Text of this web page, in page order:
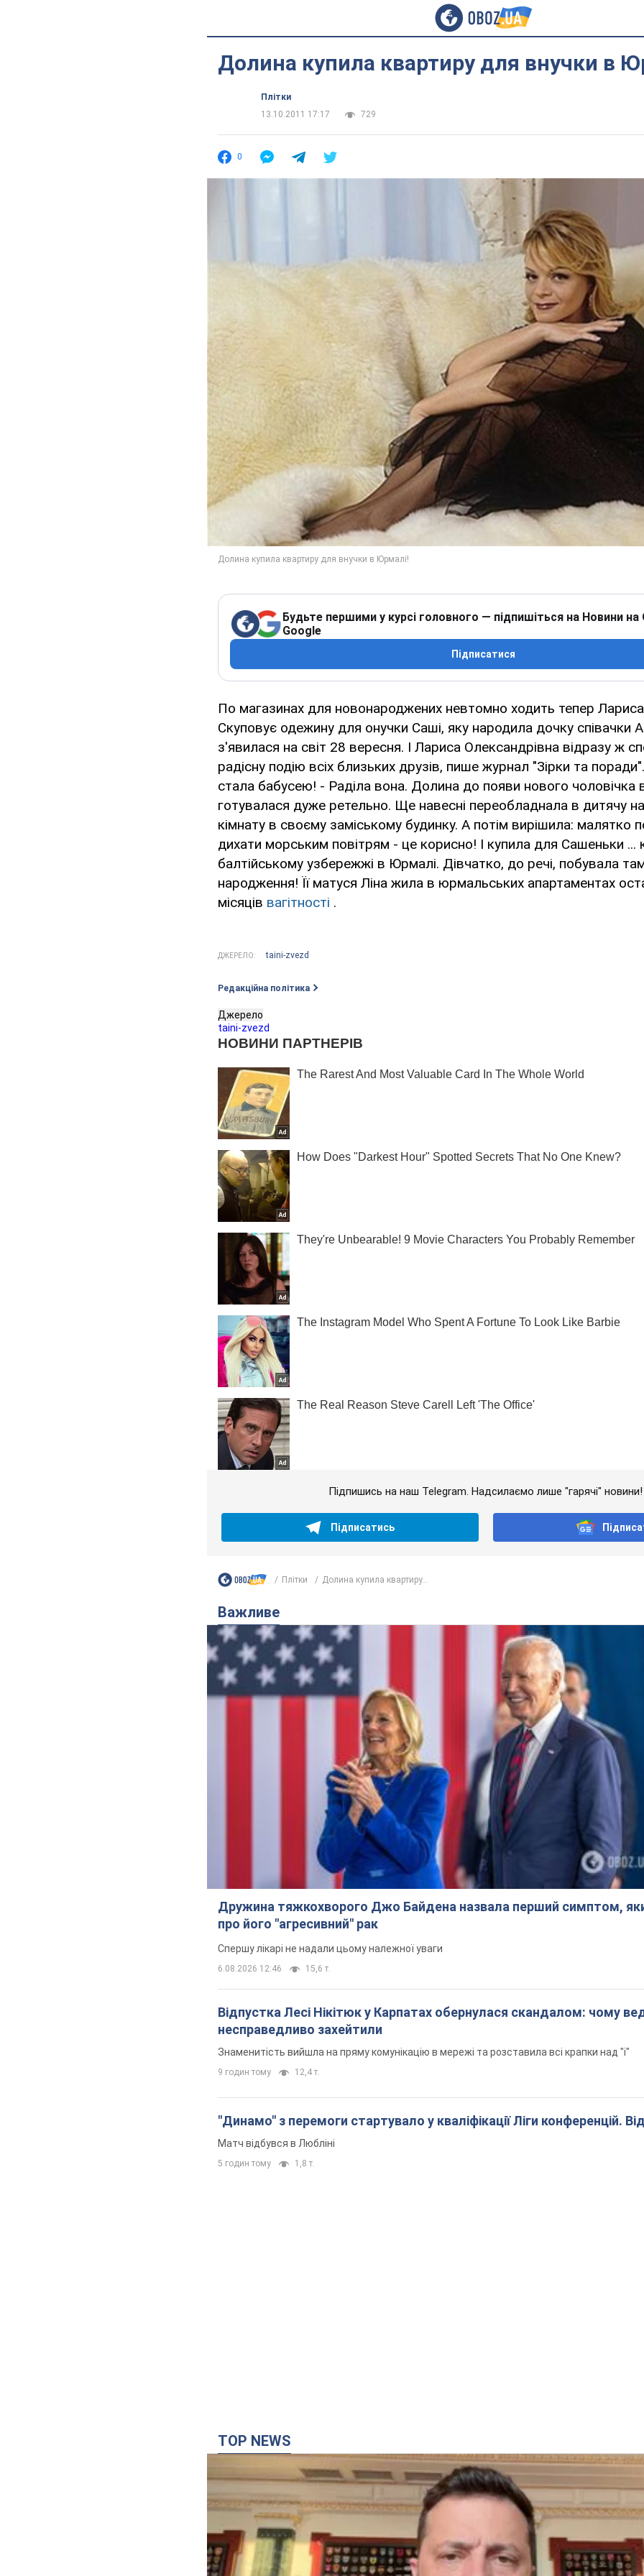
Долина купила квартиру для внучки в
Плітки
13.10.2011 17:17
729
0
Будьте першими у курсі головного — підпишіться на Новини на
Google
Підписатися
По магазинах для новонароджених невтомно ходить тепер
Скуповує одежину для онучки Саші, яку народила дочку співачки
з'явилася на світ 28 вересня. І Лариса Олександрівна відразу ж
радісну подію всіх близьких друзів, пише журнал "Зірки та
стала бабусею! - Раділа вона. Долина до появи нового чоловічка в
готувалася дуже ретельно. Ще навесні переобладнала в дитячу
кімнату в своєму заміському будинку. А потім вирішила: малятко
дихати морським повітрям - це корисно! І купила для Сашеньки ...
балтійському узбережжі в Юрмалі. Дівчатко, до речі, побувала
народження! Її матуся Ліна жила в юрмальських апартаментах
місяців вагітності .
ДЖЕРЕЛО: taini-zvezd
Редакційна політика
Джерело
taini-zvezd
Підпишись на наш Telegram. Надсилаємо лише "гарячі" новини!
Підписатись
Плітки Долина купила квартиру...
Важливе
Дружина тяжкохворого Джо Байдена назвала перший симптом,
про його "агресивний" рак
Спершу лікарі не надали цьому належної уваги
6.08.2026 12:46 15,6 т.
Відпустка Лесі Нікітюк у Карпатах обернулася скандалом: чому
несправедливо захейтили
Знаменитість вийшла на пряму комунікацію в мережі та розставила всі крапки над "і"
9 годин тому 12,4 т.
"Динамо" з перемоги стартувало у кваліфікації Ліги конференцій.
Матч відбувся в Любліні
5 годин тому 1,8 т.
TOP NEWS